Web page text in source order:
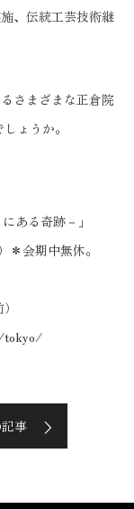
、伝統工芸技術継
さまざまな正倉院
ょうか。
ある奇跡－」
会期中無休。
tokyo/
事